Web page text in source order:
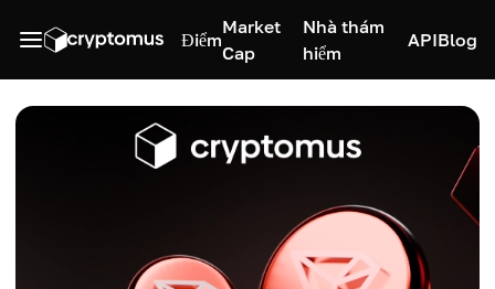
Điểm
Market
Cap
Nhà thám
hiểm
APIBlog